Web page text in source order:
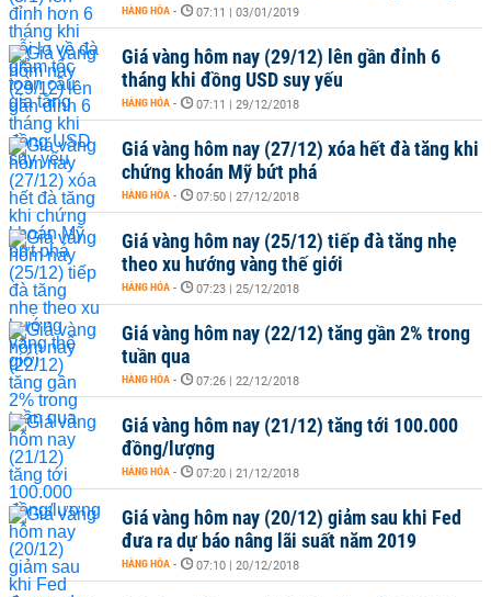
HÀNG HÓA - 07:11 | 03/01/2019
Giá vàng hôm nay (29/12) lên gần đỉnh 6
tháng khi đồng USD suy yếu
HÀNG HÓA - 07:11 | 29/12/2018
Giá vàng hôm nay (27/12) xóa hết đà tăng khi
chứng khoán Mỹ bứt phá
HÀNG HÓA - 07:50 | 27/12/2018
Giá vàng hôm nay (25/12) tiếp đà tăng nhẹ
theo xu hướng vàng thế giới
HÀNG HÓA - 07:23 | 25/12/2018
Giá vàng hôm nay (22/12) tăng gần 2% trong
tuần qua
HÀNG HÓA - 07:26 | 22/12/2018
Giá vàng hôm nay (21/12) tăng tới 100.000
đồng/lượng
HÀNG HÓA - 07:20 | 21/12/2018
Giá vàng hôm nay (20/12) giảm sau khi Fed
đưa ra dự báo nâng lãi suất năm 2019
HÀNG HÓA - 07:10 | 20/12/2018